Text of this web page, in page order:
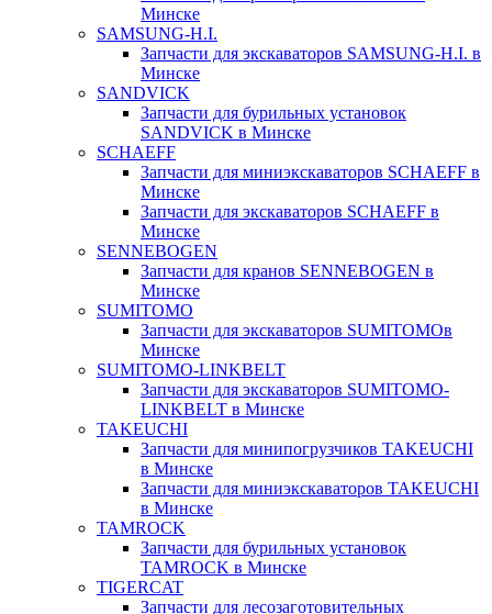
Минске
SAMSUNG-H.I.
Запчасти для экскаваторов SAMSUNG-H.I. в
Минске
SANDVICK
Запчасти для бурильных установок
SANDVICK в Минске
SCHAEFF
Запчасти для миниэкскаваторов SCHAEFF в
Минске
Запчасти для экскаваторов SCHAEFF в
Минске
SENNEBOGEN
Запчасти для кранов SENNEBOGEN в
Минске
SUMITOMO
Запчасти для экскаваторов SUMITOMOв
Минске
SUMITOMO-LINKBELT
Запчасти для экскаваторов SUMITOMO-
LINKBELT в Минске
TAKEUCHI
Запчасти для минипогрузчиков TAKEUCHI
в Минске
Запчасти для миниэкскаваторов TAKEUCHI
в Минске
TAMROCK
Запчасти для бурильных установок
TAMROCK в Минске
TIGERCAT
Запчасти для лесозаготовительных